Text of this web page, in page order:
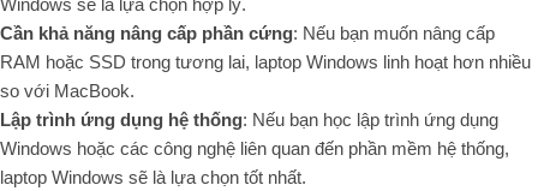
Cần khả năng nâng cấp phần cứng: Nếu bạn muốn nâng cấp
RAM hoặc SSD trong tương lai, laptop Windows linh hoạt hơn nhiều
so với MacBook.
Lập trình ứng dụng hệ thống: Nếu bạn học lập trình ứng dụng
Windows hoặc các công nghệ liên quan đến phần mềm hệ thống,
laptop Windows sẽ là lựa chọn tốt nhất.